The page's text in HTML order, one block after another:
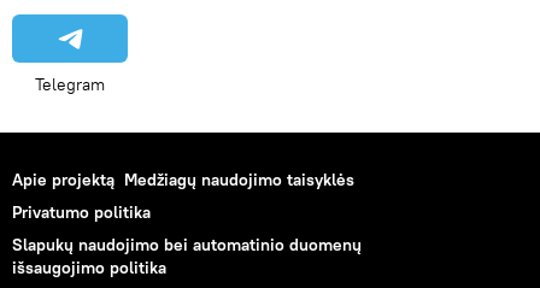
Telegram
Apie projektą Medžiagų naudojimo taisyklės
Privatumo politika
Slapukų naudojimo bei automatinio duomenų
išsaugojimo politika